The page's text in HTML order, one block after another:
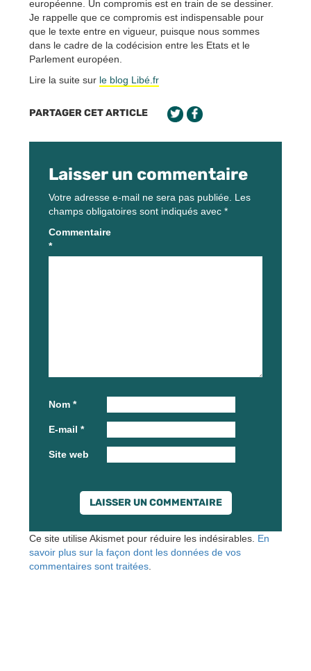
européenne. Un compromis est en train de se dessiner.
Je rappelle que ce compromis est indispensable pour
que le texte entre en vigueur, puisque nous sommes
dans le cadre de la codécision entre les Etats et le
Parlement européen.
Lire la suite sur le blog Libé.fr
PARTAGER CET ARTICLE
Laisser un commentaire
Votre adresse e-mail ne sera pas publiée. Les
champs obligatoires sont indiqués avec *
Commentaire
*
Nom *
E-mail *
Site web
Ce site utilise Akismet pour réduire les indésirables. En
savoir plus sur la façon dont les données de vos
commentaires sont traitées